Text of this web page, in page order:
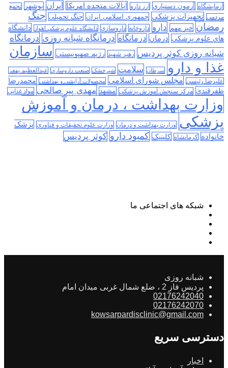
آزمایشگاه آزمون دستیاری ارز دارو ایالات متحده امریکا ایران بوشهر
تجمع
مردمی تجهیزات پزشکی جمهوری اسلامی ایران جنگ تحمیلی جنگ
رمضان خبر مهم دارو داروخانه داروسازی دانشگاه علوم پزشکی اهواز
دانشگاه
های علوم پزشکی درمان درمانگاه درمانگاه شبانه روزی درمانگاه
شبانه روزی کوثر پردیس رهبر شهید رژیم صهیونیستی سازمان
غذا و دارو
سرطان سلامت شیرخشک صنعت داروسازی عبدالعظیم بهفر
علیرضا رئیسی مجلس شورای اسلامی محصولات آرایشی و بهداشتی محمدرضا
ظفرقندی مرکز سنجش آموزش پزشکی مشهد مهدی پیر صالحی مواد غذایی
وزارت بهداشت ، درمان و آموزش
پزشکی وزارت بهداشت و درمان وزارت علوم تحقیقات و فناوری پزشک
خانواده کرمانشاه کلینیک کمبود دارو کوثر پردیس
شبکه های اجتماعی ما
شبانه روزی
پردیس فاز 2 ، ضلع شمال غربی میدان امام
02176242040
02176242070
kowsarpardisclinic@gmail.com
دسترسی سریع
اخبار